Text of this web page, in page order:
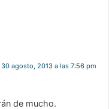
30 agosto, 2013 a las 7:56 pm
de mucho.